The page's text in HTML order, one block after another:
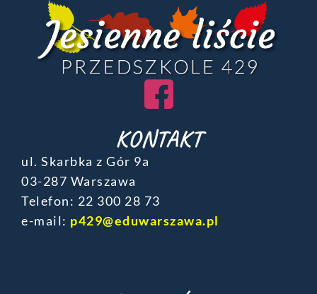
KONTAKT
ul. Skarbka z Gór 9a
03-287 Warszawa
Telefon: ‎22 300 28 73
e-mail: p429@eduwarszawa.pl